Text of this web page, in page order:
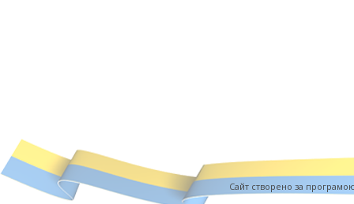
Cайт створено за